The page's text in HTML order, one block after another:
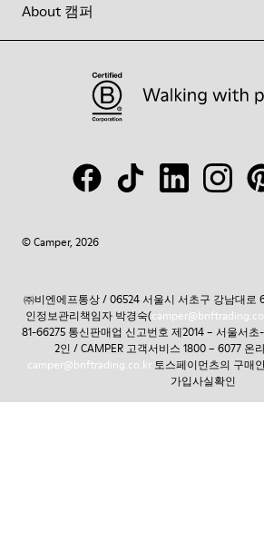
About 캠퍼
© Camper, 2026
㈜비엔에프통상 / 06524 서울시 서초구 강남대로
인정보관리책임자 박경숙(
81-66275 통신판매업 신고번호 제2014 – 서울서
2인 / CAMPER 고객서비스 1800 – 6077 온
camper@bnftrading.co.kr토스페이먼츠의 구매
가입사실확인